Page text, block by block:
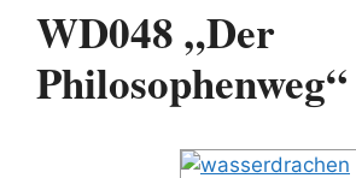
WD048 „Der
Philosophenweg“